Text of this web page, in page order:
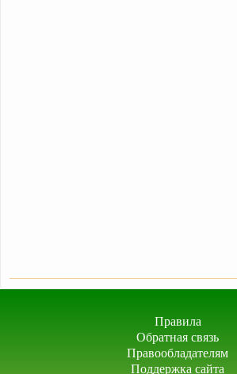
Правила
Обратная связь
Правообладателям
Поддержка сайта